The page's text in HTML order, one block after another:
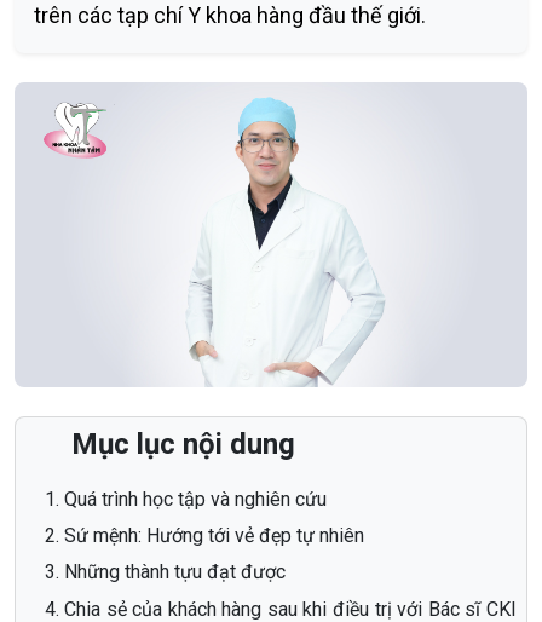
trên các tạp chí Y khoa hàng đầu thế giới.
Mục lục nội dung
Quá trình học tập và nghiên cứu
Sứ mệnh: Hướng tới vẻ đẹp tự nhiên
Những thành tựu đạt được
Chia sẻ của khách hàng sau khi điều trị với Bác sĩ CKI